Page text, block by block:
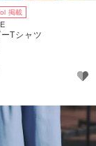
掲載
Tシャツ